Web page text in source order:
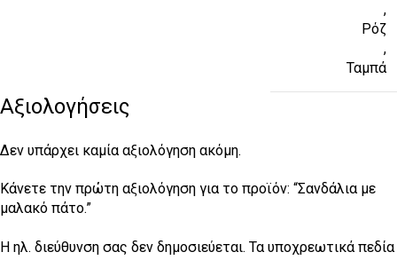
,
Ρόζ
,
Ταμπά
Αξιολογήσεις
Δεν υπάρχει καμία αξιολόγηση ακόμη.
Κάνετε την πρώτη αξιολόγηση για το προϊόν: “Σανδάλια με
μαλακό πάτο.”
Η ηλ. διεύθυνση σας δεν δημοσιεύεται. Τα υποχρεωτικά πεδία